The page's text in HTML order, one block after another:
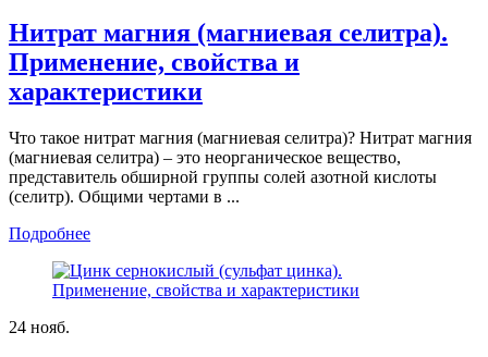
Нитрат магния (магниевая селитра).
Применение, свойства и
характеристики
Что такое нитрат магния (магниевая селитра)? Нитрат магния
(магниевая селитра) – это неорганическое вещество,
представитель обширной группы солей азотной кислоты
(селитр). Общими чертами в ...
Подробнее
24 нояб.